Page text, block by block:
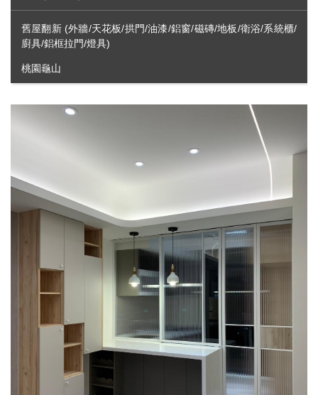
舊屋翻新 (外牆/天花板/拱門/油漆/鋁窗/磁磚/地板/衛浴/系統櫃/
廚具/鋁框拉門/燈具)
桃園龜山